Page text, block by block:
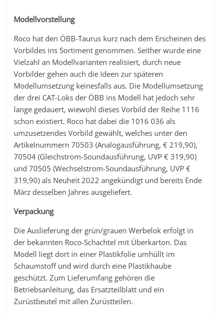
Modellvorstellung
Roco hat den ÖBB-Taurus kurz nach dem Erscheinen des
Vorbildes ins Sortiment genommen. Seither wurde eine
Vielzahl an Modellvarianten realisiert, durch neue
Vorbilder gehen auch die Ideen zur späteren
Modellumsetzung keinesfalls aus. Die Modellumsetzung
der drei CAT-Loks der ÖBB ins Modell hat jedoch sehr
lange gedauert, wiewohl dieses Vorbild der Reihe 1116
schon existiert. Roco hat dabei die 1016 036 als
umzusetzendes Vorbild gewählt, welches unter den
Artikelnummern 70503 (Analogausführung, € 219,90),
70504 (Gleichstrom-Soundausführung, UVP € 319,90)
und 70505 (Wechselstrom-Soundausführung, UVP €
319,90) als Neuheit 2022 angekündigt und bereits Ende
März desselben Jahres ausgeliefert.
Verpackung
Die Auslieferung der grün/grauen Werbelok erfolgt in
der bekannten Roco-Schachtel mit Überkarton. Das
Modell liegt dort in einer Plastikfolie umhüllt im
Schaumstoff und wird durch eine Plastikhaube
geschützt. Zum Lieferumfang gehören die
Betriebsanleitung, das Ersatzteilblatt und ein
Zurüstbeutel mit allen Zurüstteilen.